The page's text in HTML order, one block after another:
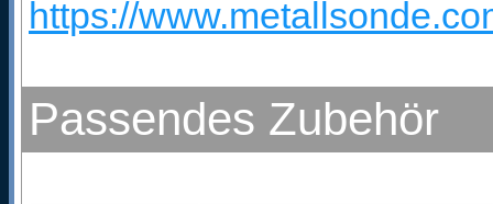
https://
Passendes Zubehör